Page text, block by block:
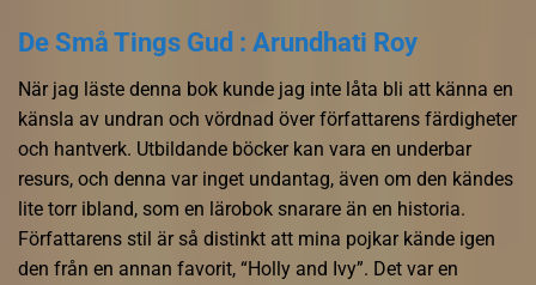
De Små Tings Gud : Arundhati Roy
När jag läste denna bok kunde jag inte låta bli att känna en
känsla av undran och vördnad över författarens färdigheter
och hantverk. Utbildande böcker kan vara en underbar
resurs, och denna var inget undantag, även om den kändes
lite torr ibland, som en lärobok snarare än en historia.
Författarens stil är så distinkt att mina pojkar kände igen
den från en annan favorit, “Holly and Ivy”. Det var en